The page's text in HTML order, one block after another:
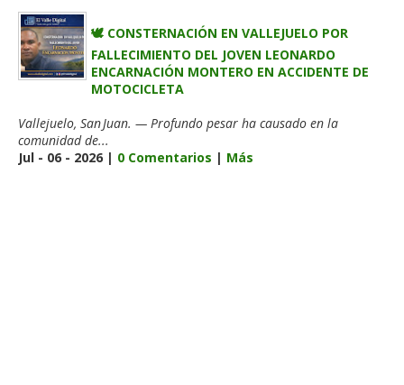
🕊️ CONSTERNACIÓN EN VALLEJUELO POR
FALLECIMIENTO DEL JOVEN LEONARDO
ENCARNACIÓN MONTERO EN ACCIDENTE DE
MOTOCICLETA
Vallejuelo, San Juan. — Profundo pesar ha causado en la
comunidad de...
Jul - 06 - 2026 | 0 Comentarios | Más